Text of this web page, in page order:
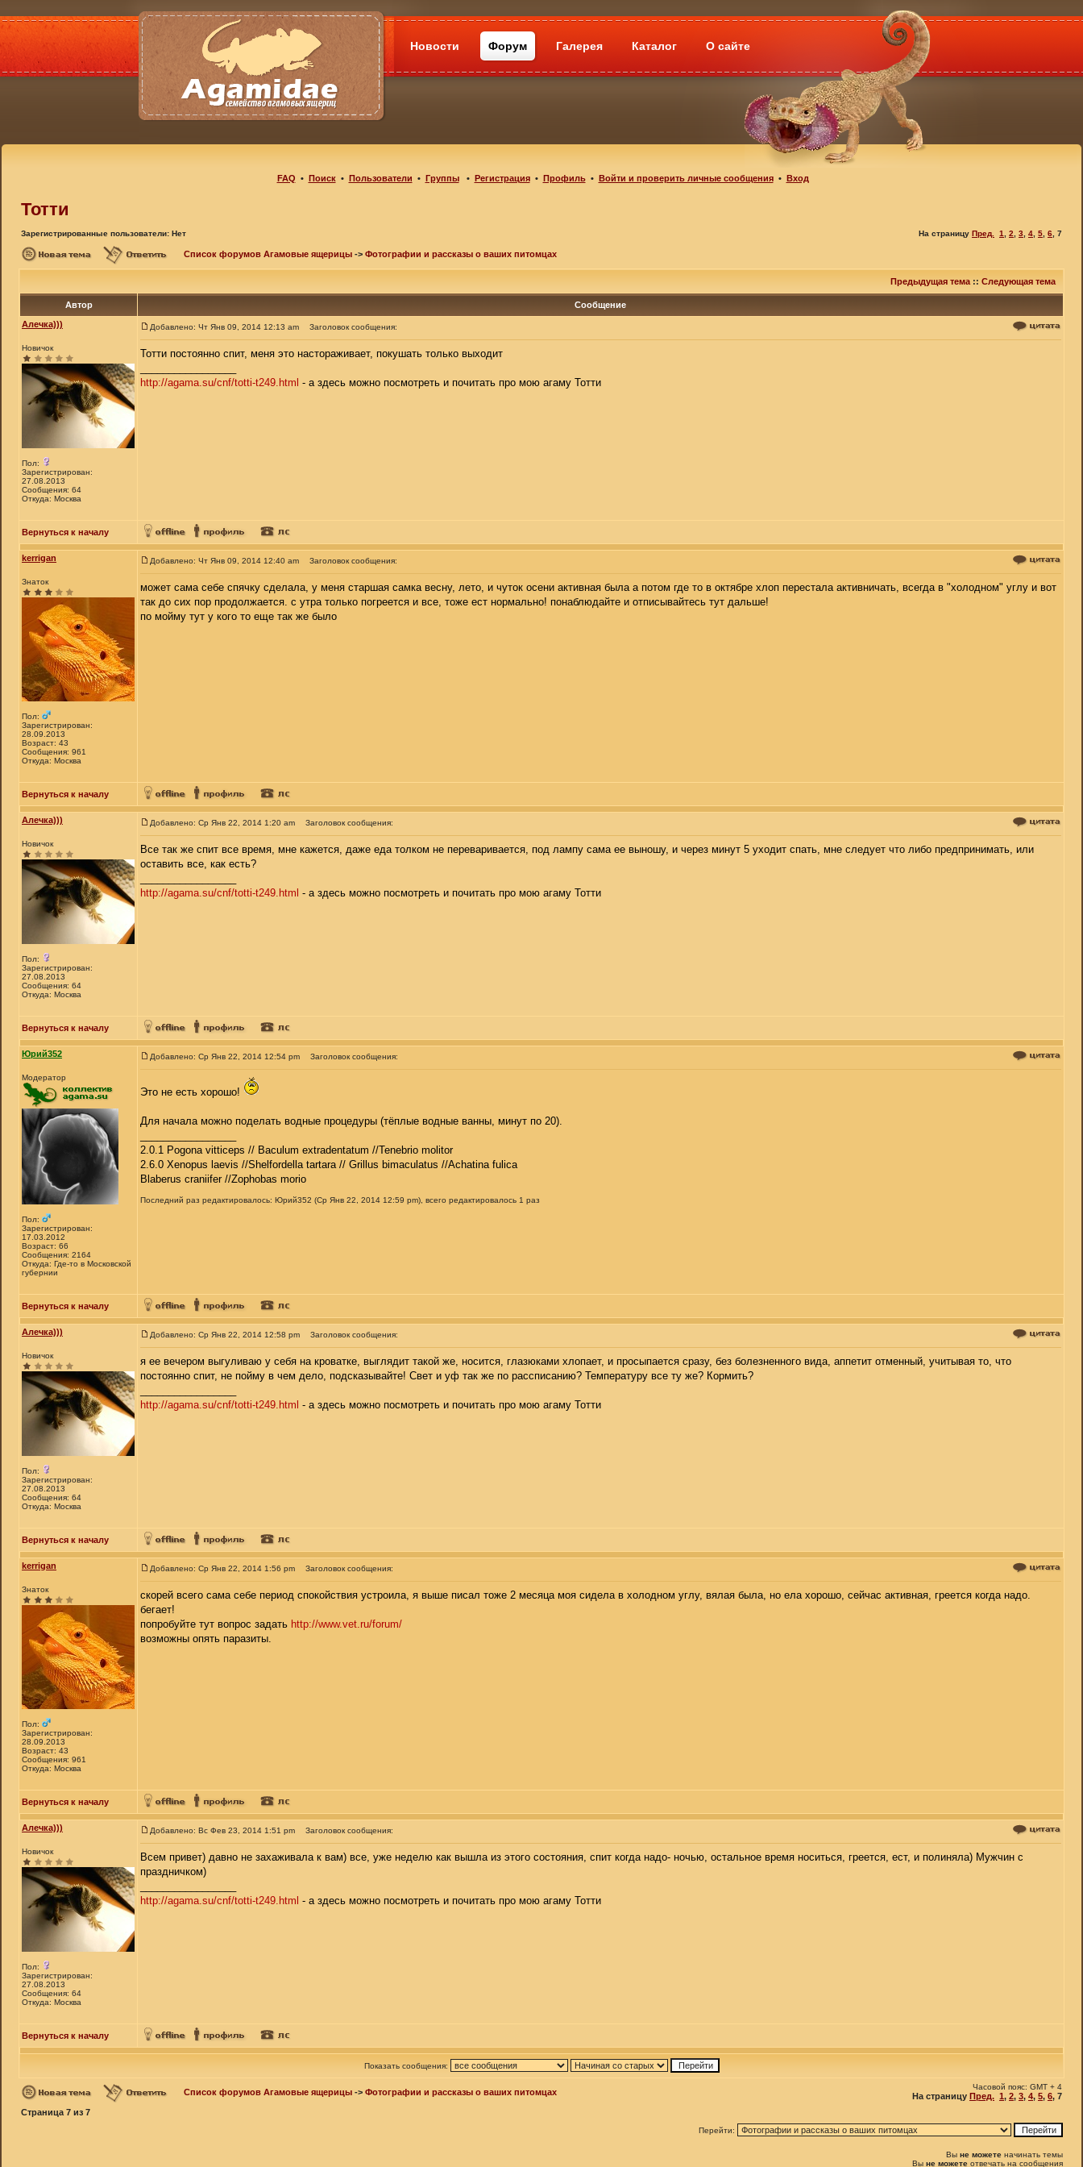
Новости Форум Галерея Каталог О сайте
FAQ • Поиск• Пользователи • Группы• Регистрация• Профиль• Войти и проверить личные сообщения• Вход
Тотти
Зарегистрированные пользователи: Нет На страницу Пред. 1 2 3 4 5 6 7
Список форумов Агамовые ящерицы -> Фотографии и рассказы о ваших питомцах
Предыдущая тема :: Следующая тема
Автор
Сообщение
Алечка)))
Новичок
Пол:
Зарегистрирован:
27.08.2013
Сообщения: 64
Откуда: Москва
Добавлено: Чт Янв 09, 2014 12:13 am Заголовок сообщения:
Тотти постоянно спит, меня это настораживает, покушать только выходит
http://agama.su/cnf/totti-t249.html - а здесь можно посмотреть и почитать про мою агаму Тотти
Вернуться к началу
kerrigan
Знаток
Пол:
Зарегистрирован:
28.09.2013
Возраст: 43
Сообщения: 961
Откуда: Москва
Добавлено: Чт Янв 09, 2014 12:40 am Заголовок сообщения:
может сама себе спячку сделала, у меня старшая самка весну, лето, и чуток осени активная была а потом где то в октябре хлоп перестала активничать, всегда в "холодном" углу и вот
так до сих пор продолжается. с утра только погреется и все, тоже ест нормально! понаблюдайте и отписывайтесь тут дальше!
по мойму тут у кого то еще так же было
Вернуться к началу
Алечка)))
Новичок
Пол:
Зарегистрирован:
27.08.2013
Сообщения: 64
Откуда: Москва
Добавлено: Ср Янв 22, 2014 1:20 am Заголовок сообщения:
Все так же спит все время, мне кажется, даже еда толком не переваривается, под лампу сама ее выношу, и через минут 5 уходит спать, мне следует что либо предпринимать, или
оставить все, как есть?
http://agama.su/cnf/totti-t249.html - а здесь можно посмотреть и почитать про мою агаму Тотти
Вернуться к началу
Юрий352
Модератор
Пол:
Зарегистрирован:
17.03.2012
Возраст: 66
Сообщения: 2164
Откуда: Где-то в Московской
губернии
Добавлено: Ср Янв 22, 2014 12:54 pm Заголовок сообщения:
Это не есть хорошо!
Для начала можно поделать водные процедуры (тёплые водные ванны, минут по 20).
2.0.1 Pogona vitticeps // Baculum extradentatum //Tenebrio molitor
2.6.0 Xenopus laevis //Shelfordella tartara // Grillus bimaculatus //Achatina fulica
Blaberus craniifer //Zophobas morio
Последний раз редактировалось: Юрий352 (Ср Янв 22, 2014 12:59 pm), всего редактировалось 1 раз
Вернуться к началу
Алечка)))
Новичок
Пол:
Зарегистрирован:
27.08.2013
Сообщения: 64
Откуда: Москва
Добавлено: Ср Янв 22, 2014 12:58 pm Заголовок сообщения:
я ее вечером выгуливаю у себя на кроватке, выглядит такой же, носится, глазюками хлопает, и просыпается сразу, без болезненного вида, аппетит отменный, учитывая то, что
постоянно спит, не пойму в чем дело, подсказывайте! Свет и уф так же по рассписанию? Температуру все ту же? Кормить?
http://agama.su/cnf/totti-t249.html - а здесь можно посмотреть и почитать про мою агаму Тотти
Вернуться к началу
kerrigan
Знаток
Пол:
Зарегистрирован:
28.09.2013
Возраст: 43
Сообщения: 961
Откуда: Москва
Добавлено: Ср Янв 22, 2014 1:56 pm Заголовок сообщения:
скорей всего сама себе период спокойствия устроила, я выше писал тоже 2 месяца моя сидела в холодном углу, вялая была, но ела хорошо, сейчас активная, греется когда надо.
бегает!
попробуйте тут вопрос задать http://www.vet.ru/forum/
возможны опять паразиты.
Вернуться к началу
Алечка)))
Новичок
Пол:
Зарегистрирован:
27.08.2013
Сообщения: 64
Откуда: Москва
Добавлено: Вс Фев 23, 2014 1:51 pm Заголовок сообщения:
Всем привет) давно не захаживала к вам) все, уже неделю как вышла из этого состояния, спит когда надо- ночью, остальное время носиться, греется, ест, и полиняла) Мужчин с
праздничком)
http://agama.su/cnf/totti-t249.html - а здесь можно посмотреть и почитать про мою агаму Тотти
Вернуться к началу
Показать сообщения:
Список форумов Агамовые ящерицы -> Фотографии и рассказы о ваших питомцах
Часовой пояс: GMT + 4
На страницу Пред. 1, 2, 3, 4, 5, 6, 7
Страница 7 из 7
Перейти:
Вы не можете начинать темы
Вы не можете отвечать на сообщения